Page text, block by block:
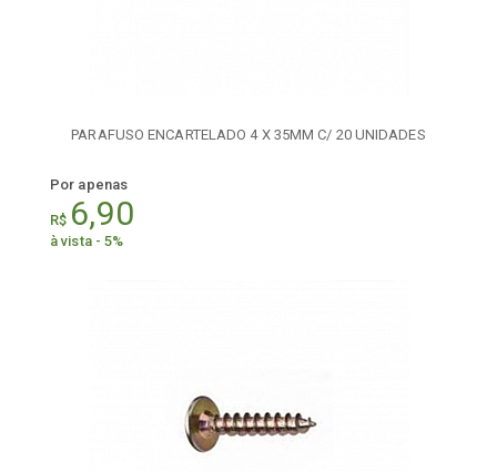
PARAFUSO ENCARTELADO 4 X 35MM C/ 20 UNIDADES
Por apenas
R$ 6,90
à vista - 5%